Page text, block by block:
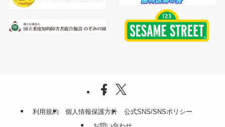
利用規約 個人情報保護方針
公式SNS/SNSポリシー